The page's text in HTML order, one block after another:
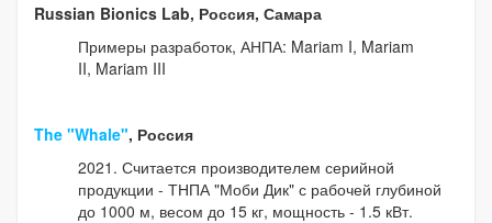
Russian Bionics Lab, Россия, Самара
Примеры разработок, АНПА: Mariam I, Mariam
II, Mariam III
The "Whale", Россия
2021. Считается производителем серийной
продукции - ТНПА "Моби Дик" с рабочей глубиной
до 1000 м, весом до 15 кг, мощность - 1.5 кВт.